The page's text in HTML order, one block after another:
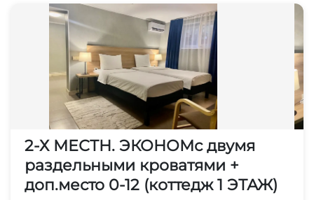
2-Х МЕСТН. ЭКОНОМс двумя
раздельными кроватями +
доп.место 0-12 (коттедж 1 ЭТАЖ)